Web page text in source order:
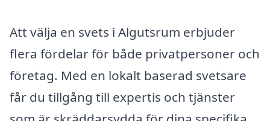
Att välja en svets i Algutsrum erbjuder
flera fördelar för både privatpersoner och
företag. Med en lokalt baserad svetsare
får du tillgång till expertis och tjänster